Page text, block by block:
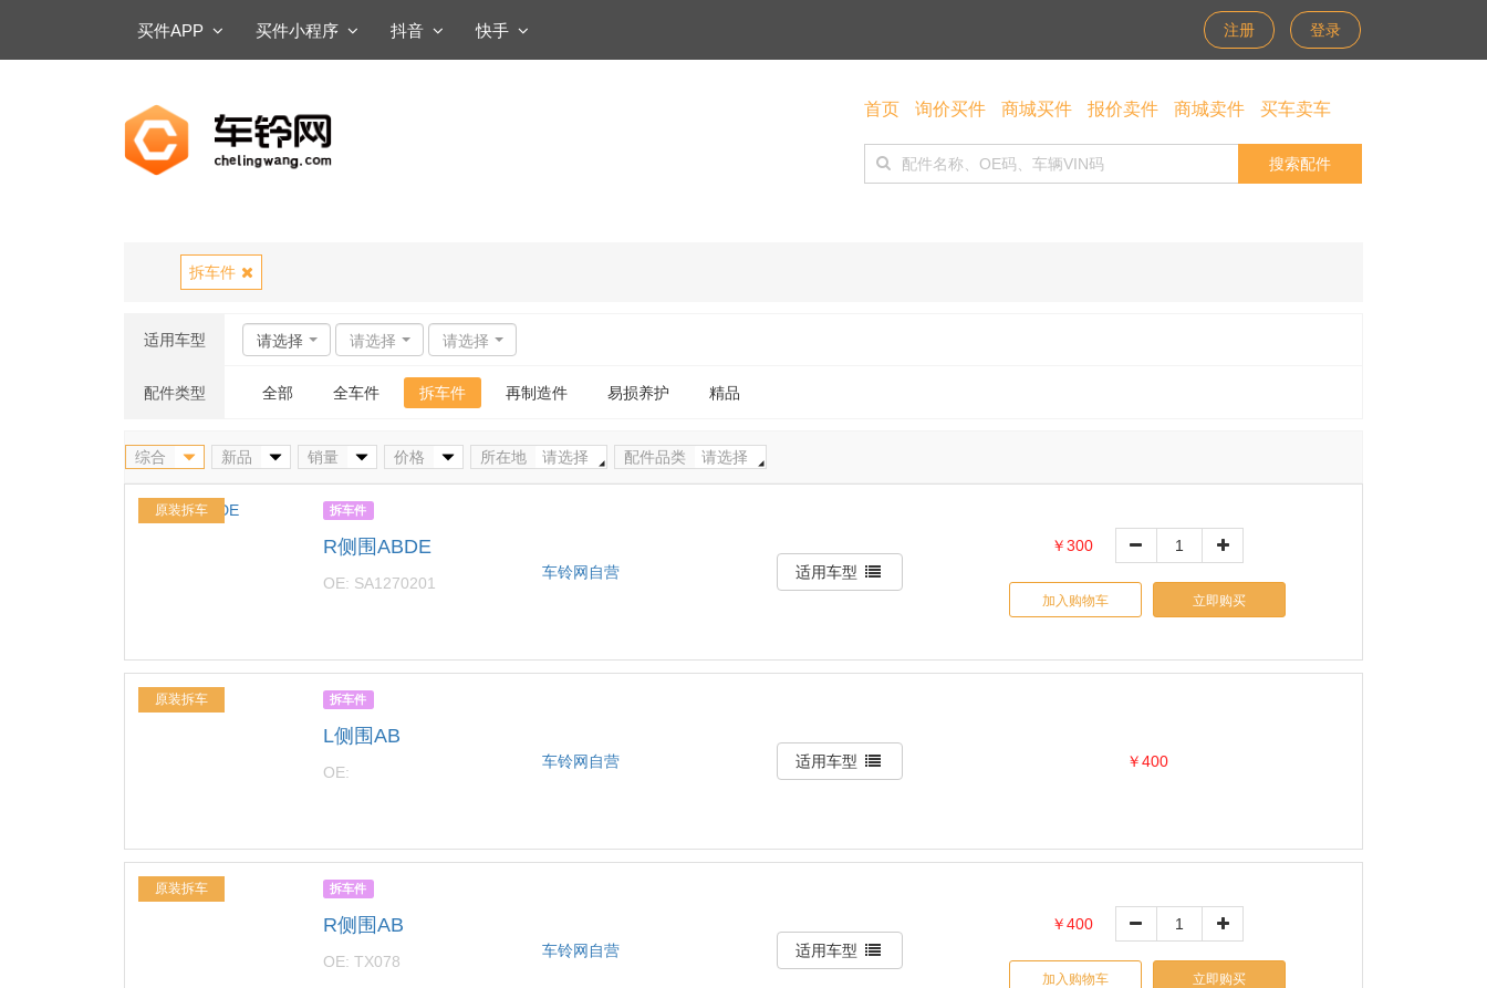
买件APP 买件小程序 抖音 快手 注册 登录
首页 询价买件 商城买件 报价卖件 商城卖件 买车卖车
搜索配件
拆车件
适用车型 请选择 请选择 请选择
配件类型 全部 全车件 拆车件 再制造件 易损养护 精品
综合 新品 销量 价格 所在地 请选择 配件品类 请选择
原装拆车 拆车件
R侧围ABDE
OE: SA1270201
车铃网自营 适用车型
￥300
加入购物车 立即购买
原装拆车 拆车件
L侧围AB
OE:
车铃网自营 适用车型 ￥400
原装拆车 拆车件
R侧围AB
OE: TX078
车铃网自营 适用车型
￥400
加入购物车 立即购买